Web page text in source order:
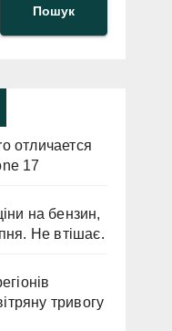
Пошук
отличается
17
на бензин,
Не втішає.
тривогу